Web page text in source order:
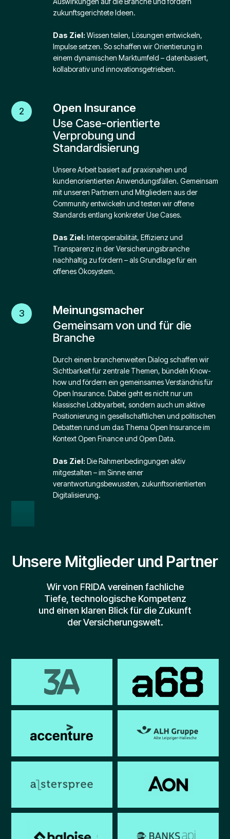
zukunftsgerichtete Ideen.
Das Ziel: Wissen teilen, Lösungen entwickeln,
Impulse setzen. So schaffen wir Orientierung in
einem dynamischen Marktumfeld – datenbasiert,
kollaborativ und innovationsgetrieben.
2
Open Insurance
Use Case-orientierte
Verprobung und
Standardisierung
Unsere Arbeit basiert auf praxisnahen und
kundenorientierten Anwendungsfällen. Gemeinsam
mit unseren Partnern und Mitgliedern aus der
Community entwickeln und testen wir offene
Standards entlang konkreter Use Cases.
Das Ziel: Interoperabilität, Effizienz und
Transparenz in der Versicherungsbranche
nachhaltig zu fördern – als Grundlage für ein
offenes Ökosystem.
3
Meinungsmacher
Gemeinsam von und für die
Branche
Durch einen branchenweiten Dialog schaffen wir
Sichtbarkeit für zentrale Themen, bündeln Know-
how und fördern ein gemeinsames Verständnis für
Open Insurance. Dabei geht es nicht nur um
klassische Lobbyarbeit, sondern auch um aktive
Positionierung in gesellschaftlichen und politischen
Debatten rund um das Thema Open Insurance im
Kontext Open Finance und Open Data.
Das Ziel: Die Rahmenbedingungen aktiv
mitgestalten – im Sinne einer
verantwortungsbewussten, zukunftsorientierten
Digitalisierung.
Unsere Mitglieder und Partner
Wir von FRIDA vereinen fachliche
Tiefe, technologische Kompetenz
und einen klaren Blick für die Zukunft
der Versicherungswelt.